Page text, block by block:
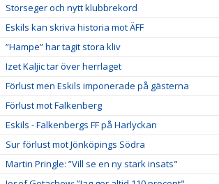
Storseger och nytt klubbrekord
Eskils kan skriva historia mot ÄFF
”Hampe” har tagit stora kliv
Izet Kaljic tar över herrlaget
Förlust men Eskils imponerade på gästerna
Förlust mot Falkenberg
Eskils - Falkenbergs FF på Harlyckan
Sur förlust mot Jönköpings Södra
Martin Pringle: ”Vill se en ny stark insats"